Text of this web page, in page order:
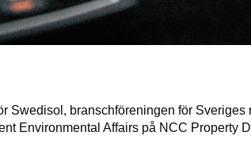
Swedisol, branschföreningen för Sveriges
Environmental Affairs på NCC Property